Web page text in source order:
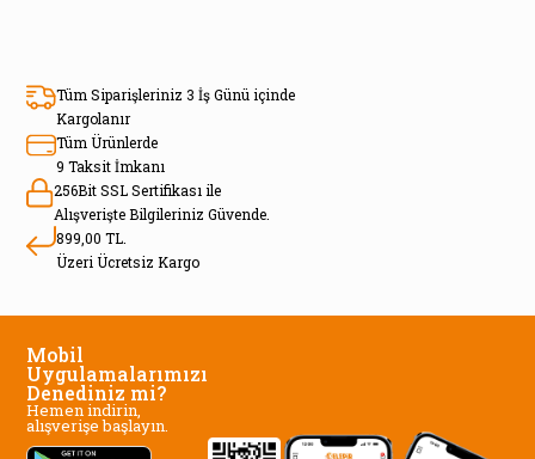
Tüm Siparişleriniz 3 İş Günü içinde
Kargolanır
Tüm Ürünlerde
9 Taksit İmkanı
256Bit SSL Sertifikası ile
Alışverişte Bilgileriniz Güvende.
899,00 TL.
Üzeri Ücretsiz Kargo
Mobil
Uygulamalarımızı
Denediniz mi?
Hemen indirin,
alışverişe başlayın.